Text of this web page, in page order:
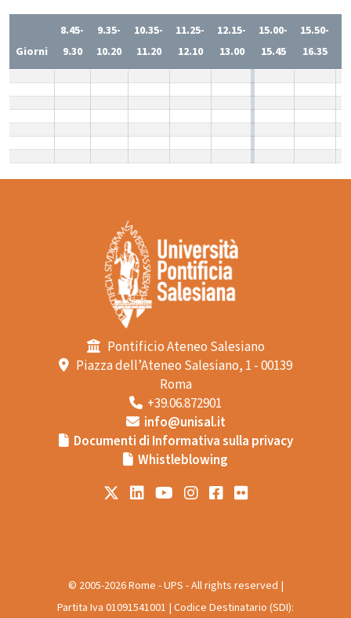
Giorni
8.45-
9.30
9.35-
10.20
10.35-
11.20
11.25-
12.10
12.15-
13.00
15.00-
15.45
15.50-
16.35
Pontificio Ateneo Salesiano
Piazza dell’Ateneo Salesiano, 1 - 00139
Roma
+39.06.872901
info@unisal.it
Documenti di Informativa sulla privacy
Whistleblowing
© 2005-2026 Rome - UPS - All rights reserved |
Partita Iva 01091541001 | Codice Destinatario (SDI):